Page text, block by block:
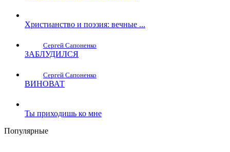
Христианство и поэзия: вечные ...
Сергей Сапоненко
ЗАБЛУДИЛСЯ
Сергей Сапоненко
ВИНОВАТ
Ты приходишь ко мне
Популярные